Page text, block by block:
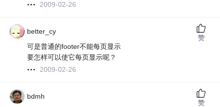
2009-02-26
better_cy
可是普通的footer不能每页显示
要怎样可以使它每页显示呢？
2009-02-26
赞
bdmh
赞